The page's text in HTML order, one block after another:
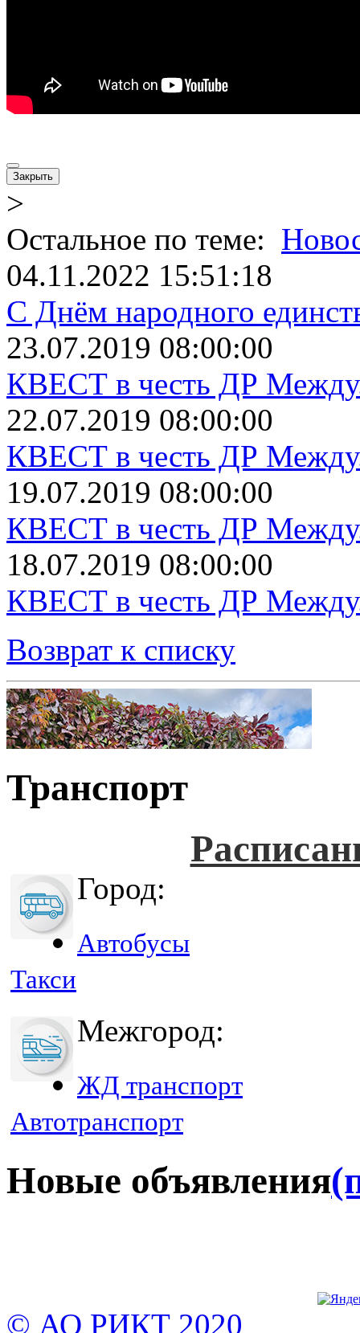
Закрыть
>
Остальное по теме:
04.11.2022 15:51:18
С Днём народного
23.07.2019 08:00:00
КВЕСТ в честь ДР
22.07.2019 08:00:00
КВЕСТ в честь ДР
19.07.2019 08:00:00
КВЕСТ в честь ДР
18.07.2019 08:00:00
КВЕСТ в честь ДР
Возврат к списку
Транспорт
Город:
Автобусы
Такси
Межгород:
ЖД транспорт
Автотранспорт
Новые объявления
© АО РИКТ 2020